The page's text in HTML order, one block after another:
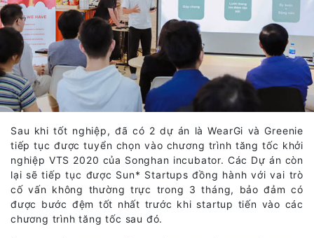
Sau khi tốt nghiệp, đã có 2 dự án là WearGi và Greenie
tiếp tục được tuyển chọn vào chương trình tăng tốc khởi
nghiệp VTS 2020 của Songhan incubator. Các Dự án còn
lại sẽ tiếp tục được Sun* Startups đồng hành với vai trò
cố vấn không thường trực trong 3 tháng, bảo đảm có
được bước đệm tốt nhất trước khi startup tiến vào các
chương trình tăng tốc sau đó.